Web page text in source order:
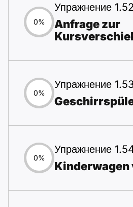
0%
Упражнение 1.52
Anfrage zur
0%
Упражнение
0%
Упражнение
Kinderwagen